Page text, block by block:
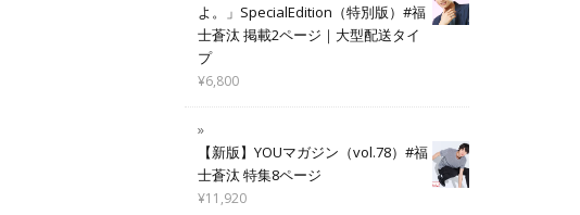
よ。」SpecialEdition（特別版）#福
士蒼汰 掲載2ページ｜大型配送タイ
プ
¥6,800
【新版】YOUマガジン（vol.78）#福
士蒼汰 特集8ページ
¥11,920